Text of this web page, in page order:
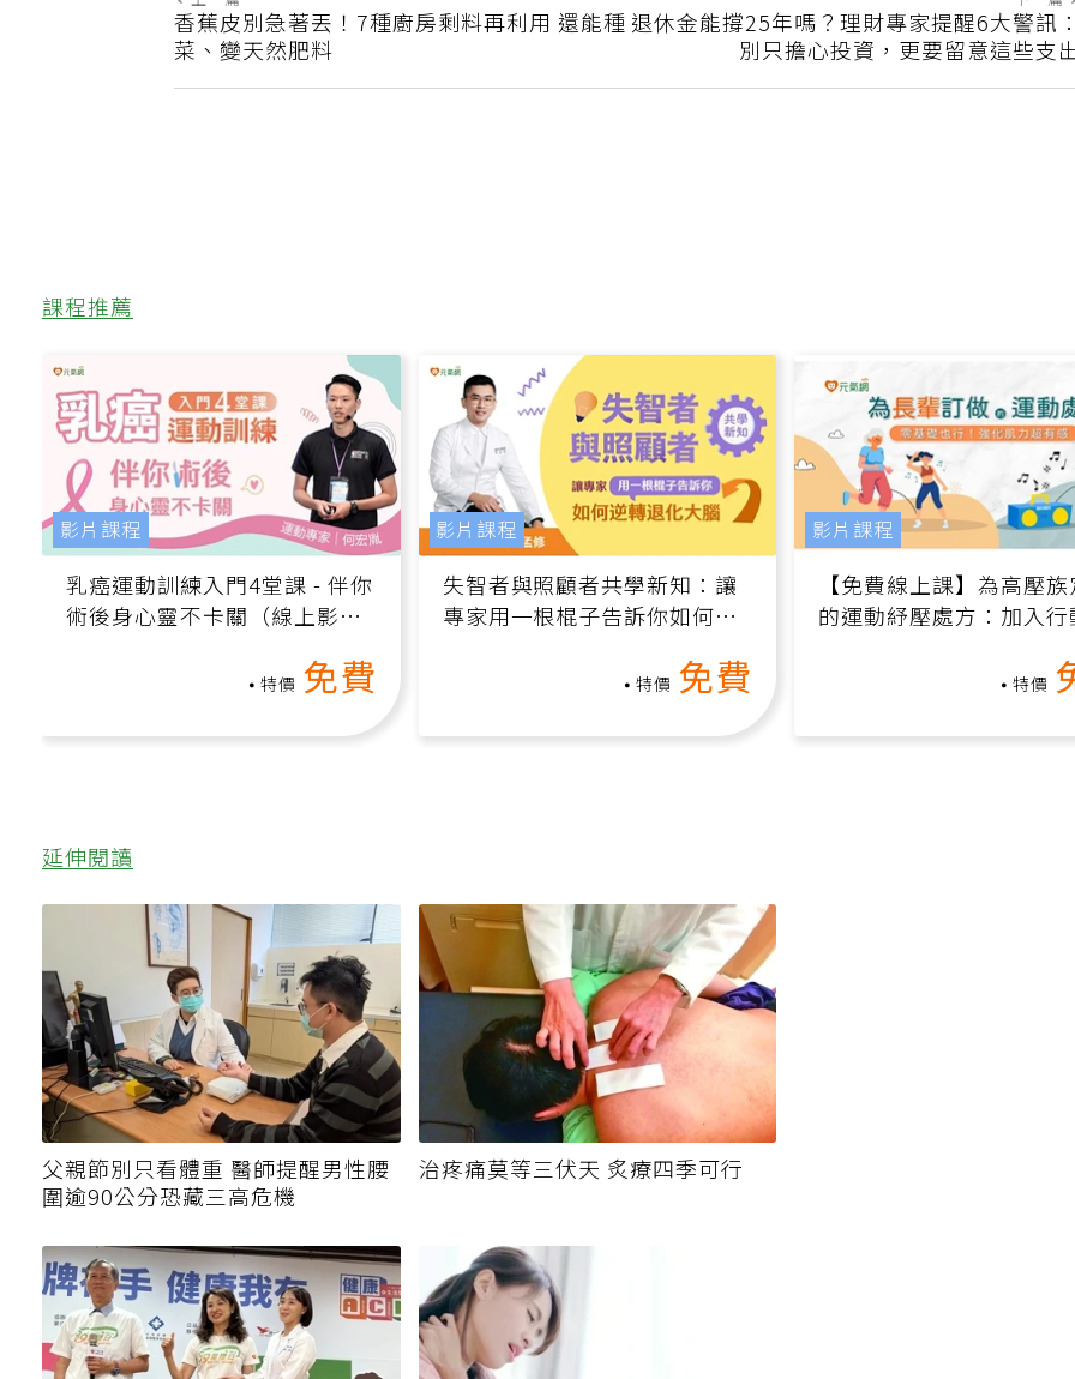
上一篇
香蕉皮別急著丟！7種廚房剩料再利用 還能種
菜、變天然肥料
下一篇
退休金能撐25年嗎？理財專家提醒6大警訊：
別只擔心投資，更要留意這些支
課程推薦
乳癌運動訓練入門4堂課 - 伴你
術後身心靈不卡關（線上影音
免費
影片課程
失智者與照顧者共學新知：讓
專家用一根棍子告訴你如何逆
轉退化大腦（線上影音課）
免費
影片課程
【免費線上課】為高壓族
的運動紓壓處方：加入行
增肌、互動元素，0基礎
影片課程
延伸閱讀
父親節別只看體重 醫師提醒男性腰
圍逾90公分恐藏三高危機
治疼痛莫等三伏天 炙療四季可行